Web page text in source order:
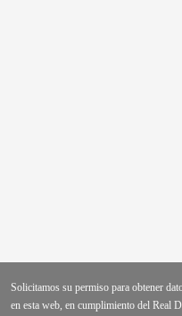
Solicitamos su permiso para obtener
en esta web, en cumplimiento del Real